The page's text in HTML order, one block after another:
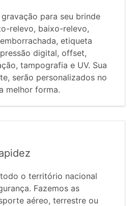
para seu brinde
relevo, baixo-relevo,
etiqueta
digital, offset,
tampografia e UV. Sua
serão personalizados no
melhor forma.
o território nacional
Fazemos as
aéreo, terrestre ou